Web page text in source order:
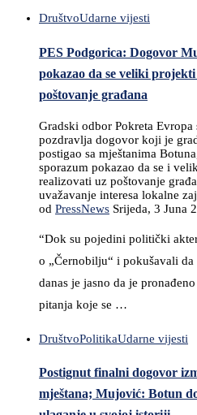
DruštvoUdarne vijesti
PES Podgorica: Dogovor
pokazao da se veliki
poštovanje građana
Gradski odbor Pokreta Evropa
pozdravlja dogovor koji je
postigao sa mještanima
sporazum pokazao da se i
realizovati uz poštovanje
uvažavanje interesa lokalne
od PressNews Srijeda, 3 Juna
“Dok su pojedini politički
o „Černobilju“ i pokušavali
danas je jasno da je
pitanja koje se …
DruštvoPolitikaUdarne vijesti
Postignut finalni dogovor
mještana; Mujović: Botun